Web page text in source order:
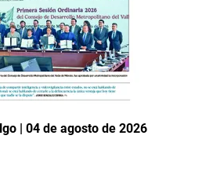
| 04 de agosto de 2026